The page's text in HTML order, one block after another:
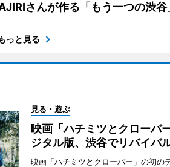
さんが作る「もう一つの渋谷
っと見る
見る・遊ぶ
映画「ハチミツとクローバ
ジタル版、渋谷でリバイバ
映画「ハチミツとクローバー」の初の